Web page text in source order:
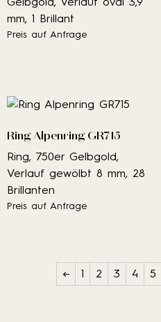
mm, 1 Brillant
Preis auf Anfrage
Ring Alpenring GR715
Ring, 750er Gelbgold,
Verlauf gewölbt 8 mm, 28
Brillanten
Preis auf Anfrage
← 1 2 3 4 5